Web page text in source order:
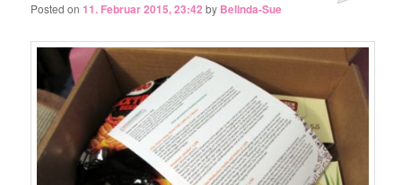
Posted on11. Februar 2015, 23:42 by Belinda-Sue